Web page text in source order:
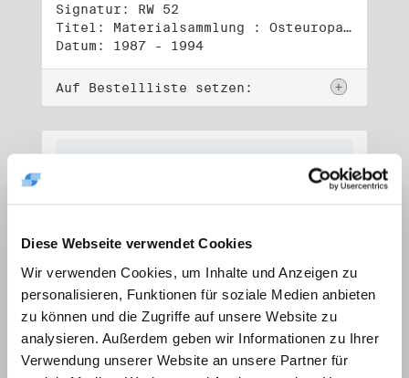
Diese Webseite verwendet Cookies
Wir verwenden Cookies, um Inhalte und Anzeigen zu
personalisieren, Funktionen für soziale Medien anbieten
zu können und die Zugriffe auf unsere Website zu
analysieren. Außerdem geben wir Informationen zu Ihrer
Verwendung unserer Website an unsere Partner für
Signatur: RW 52
Titel: Materialsammlung : Osteuropa (1)
Datum: 1987 - 1994
Auf Bestellliste setzen: